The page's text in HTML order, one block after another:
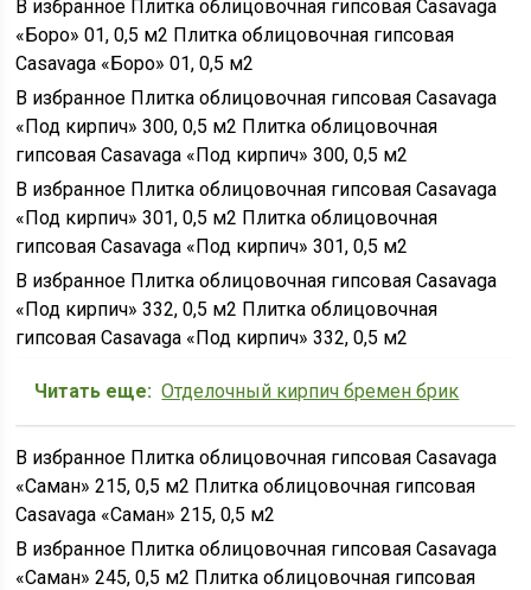
В избранное Плитка облицовочная гипсовая Casavaga
«Боро» 01, 0,5 м2 Плитка облицовочная гипсовая
Casavaga «Боро» 01, 0,5 м2
В избранное Плитка облицовочная гипсовая Casavaga
«Под кирпич» 300, 0,5 м2 Плитка облицовочная
гипсовая Casavaga «Под кирпич» 300, 0,5 м2
В избранное Плитка облицовочная гипсовая Casavaga
«Под кирпич» 301, 0,5 м2 Плитка облицовочная
гипсовая Casavaga «Под кирпич» 301, 0,5 м2
В избранное Плитка облицовочная гипсовая Casavaga
«Под кирпич» 332, 0,5 м2 Плитка облицовочная
гипсовая Casavaga «Под кирпич» 332, 0,5 м2
Читать еще: Отделочный кирпич бремен брик
В избранное Плитка облицовочная гипсовая Casavaga
«Саман» 215, 0,5 м2 Плитка облицовочная гипсовая
Casavaga «Саман» 215, 0,5 м2
В избранное Плитка облицовочная гипсовая Casavaga
«Саман» 245, 0,5 м2 Плитка облицовочная гипсовая